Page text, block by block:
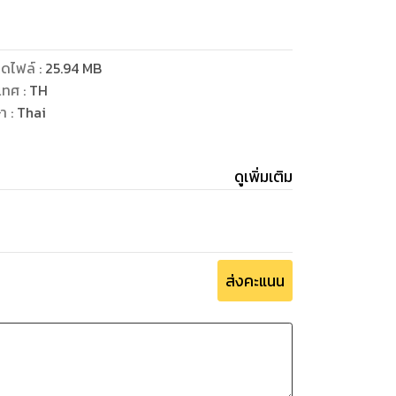
ไฟล์: 25.94 MB
ทศ : TH
: Thai
ดูเพิ่มเติม
ส่งคะแนน